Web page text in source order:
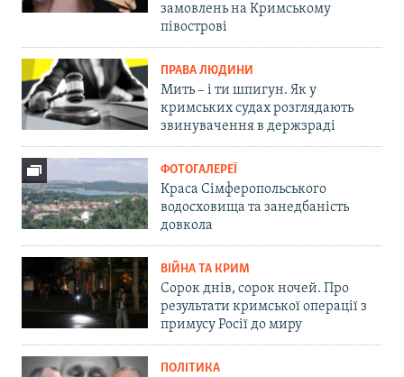
замовлень на Кримському
півострові
ПРАВА ЛЮДИНИ
Мить – і ти шпигун. Як у
кримських судах розглядають
звинувачення в держзраді
ФОТОГАЛЕРЕЇ
Краса Сімферопольського
водосховища та занедбаність
довкола
ВІЙНА ТА КРИМ
Сорок днів, сорок ночей. Про
результати кримської операції з
примусу Росії до миру
ПОЛІТИКА